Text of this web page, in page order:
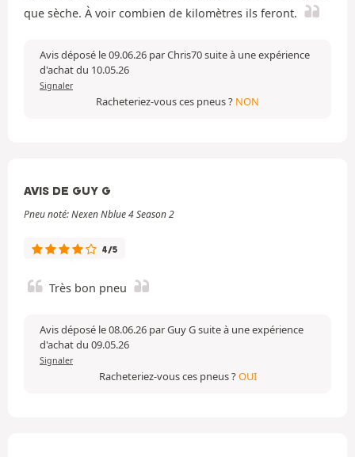
que sèche. À voir combien de kilomètres ils feront.
Avis déposé le 09.06.26 par Chris70 suite à une expérience
d'achat du 10.05.26
Signaler
Racheteriez-vous ces pneus ? NON
AVIS DE GUY G
Pneu noté: Nexen Nblue 4 Season 2
4/5
Très bon pneu
Avis déposé le 08.06.26 par Guy G suite à une expérience
d'achat du 09.05.26
Signaler
Racheteriez-vous ces pneus ?OUI